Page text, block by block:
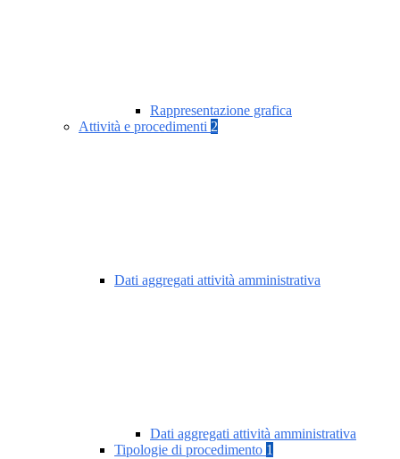
Rappresentazione grafica
Attività e procedimenti 2
Dati aggregati attività amministrativa
Dati aggregati attività amministrativa
Tipologie di procedimento 1